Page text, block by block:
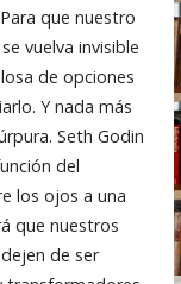
que nuestro
vuelva invisible
de opciones
Y nada más
Seth Godin
del
los ojos a una
que nuestros
de ser